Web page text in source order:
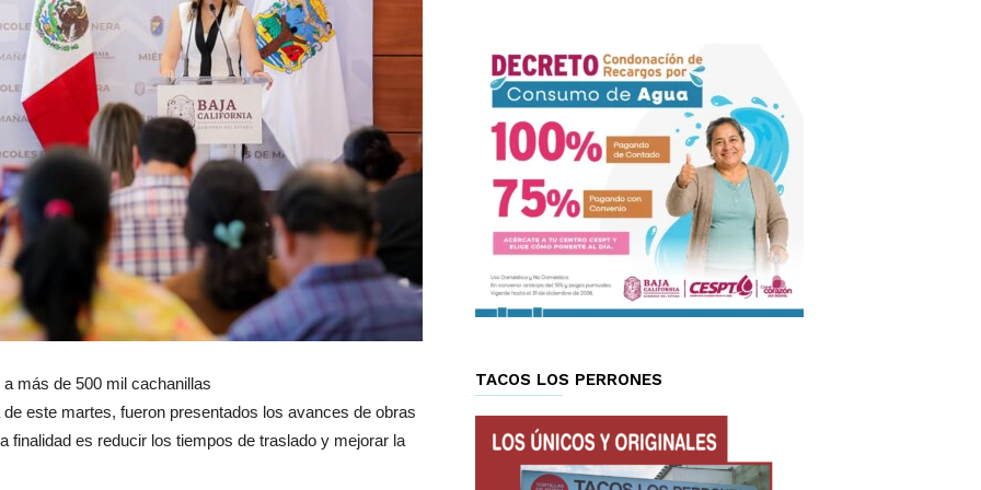
más de 500 mil cachanillas
este martes, fueron presentados los avances de obras
finalidad es reducir los tiempos de traslado y mejorar la
TACOS LOS PERRONES